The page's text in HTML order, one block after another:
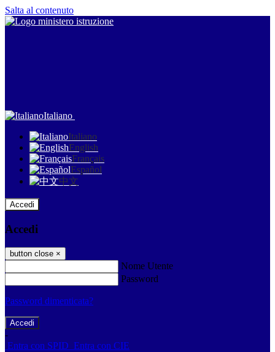
Salta al contenuto
Italiano
Italiano
English
Français
Español
中文
Accedi
Accedi
button close ×
Nome Utente
Password
Password dimenticata?
-
Entra con SPID Entra con CIE